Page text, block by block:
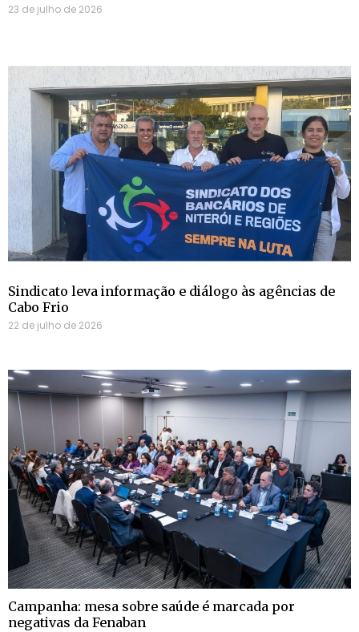
23 de julho de 2026
Sindicato leva informação e diálogo às agências de
Cabo Frio
22 de julho de 2026
Campanha: mesa sobre saúde é marcada por
negativas da Fenaban